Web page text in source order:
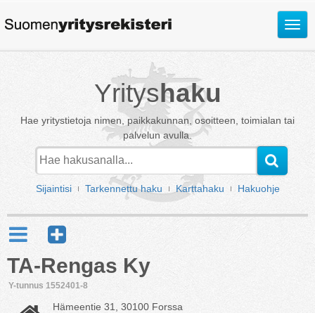
Avaa
Yrityshaku
Hae yritystietoja nimen, paikkakunnan, osoitteen, toimialan tai
palvelun avulla.
Sijaintisi Tarkennettu haku Karttahaku Hakuohje
TA-Rengas Ky
Y-tunnus 1552401-8
Hämeentie 31, 30100 Forssa